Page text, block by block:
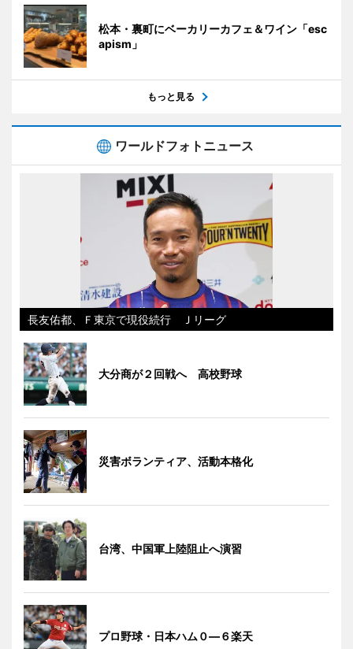
松本・裏町にベーカリーカフェ＆ワイン「esc
apism」
もっと見る
ワールドフォトニュース
長友佑都、Ｆ東京で現役続行 Ｊリーグ
大分商が２回戦へ 高校野球
災害ボランティア、活動本格化
台湾、中国軍上陸阻止へ演習
プロ野球・日本ハム０―６楽天